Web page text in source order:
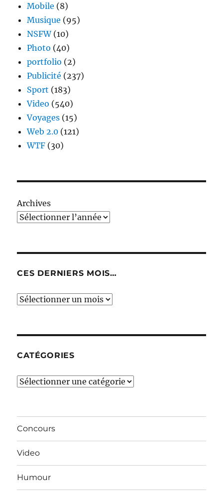
Mobile (8)
Musique (95)
NSFW(10)
Photo (40)
portfolio (2)
Publicité (237)
Sport (183)
Video (540)
Voyages (15)
Web 2.0 (121)
WTF (30)
Archives
CES DERNIERS MOIS…
Ces
CATÉGORIES
Catégories
Concours
Video
Humour